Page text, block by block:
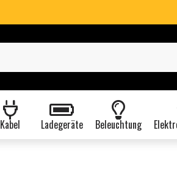
Kabel Ladegeräte Beleuchtung